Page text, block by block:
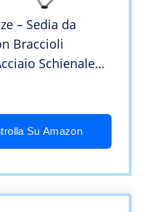
– Sedia da
Braccioli
Schienale
Laterali
Su Amazon